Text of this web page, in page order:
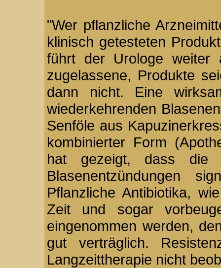
"Wer pflanzliche
klinisch getesteten
führt der Urologe weiter
zugelassene, Produkte
dann nicht. Eine
wiederkehrenden
Senföle aus
kombinierter Form
hat gezeigt, dass die
Blasenentzündungen
Pflanzliche Antibiotika,
Zeit und sogar
eingenommen werden,
gut verträglich.
Langzeittherapie nicht